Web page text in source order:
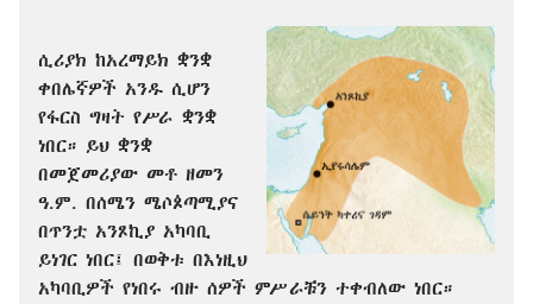
ሲሪያክ ከአረማይክ ቋንቋ
ቀበሌኛዎች አንዱ ሲሆን
የፋርስ ግዛት የሥራ ቋንቋ
ነበር። ይህ ቋንቋ
በመጀመሪያው መቶ ዘመን
ዓ.ም. በሰሜን ሜሶጶጣሚያና
በጥንቷ አንጾኪያ አካባቢ
ይነገር ነበር፤ በወቅቱ በእነዚህ
አካባቢዎች የነበሩ ብዙ ሰዎች ምሥራቹን ተቀብለው ነበር።